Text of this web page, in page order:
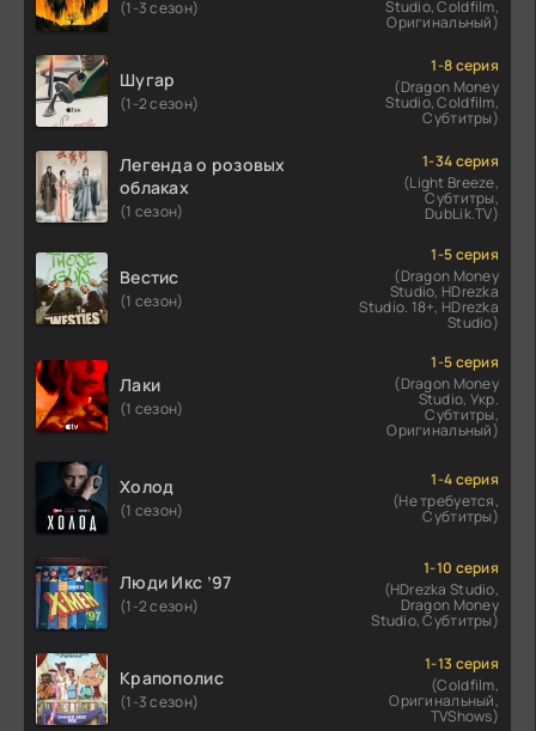
(1-3 сезон) Studio, Coldfilm,
Оригинальный)
Шугар
(1-2 сезон)
1-8 серия
(Dragon Money
Studio, Coldfilm,
Субтитры)
Легенда о розовых
облаках
(1 сезон)
1-34 серия
(Light Breeze,
Субтитры,
DubLik.TV)
Вестис
(1 сезон)
1-5 серия
(Dragon Money
Studio, HDrezka
Studio. 18+, HDrezka
Studio)
Лаки
(1 сезон)
1-5 серия
(Dragon Money
Studio, Укр.
Субтитры,
Оригинальный)
Холод
(1 сезон)
1-4 серия
(Не требуется,
Субтитры)
Люди Икс ’97
(1-2 сезон)
1-10 серия
(HDrezka Studio,
Dragon Money
Studio, Субтитры)
Крапополис
(1-3 сезон)
1-13 серия
(Coldfilm,
Оригинальный,
TVShows)